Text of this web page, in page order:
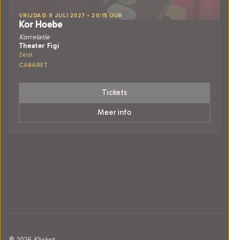
VRIJDAG 9 JULI 2027 • 20:15 UUR
Kor Hoebe
Korrelatie
Theater Figi
Zeist
CABARET
Tickets
Meer info